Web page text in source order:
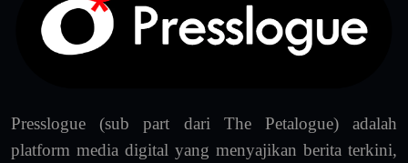
Presslogue (sub part dari The Petalogue) adalah
platform media digital yang menyajikan berita terkini,